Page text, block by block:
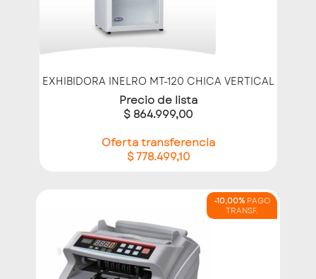
EXHIBIDORA INELRO MT-120 CHICA VERTICAL
Precio de lista
$ 864.999,00
Oferta transferencia
$ 778.499,10
-10,00% PAGO
TRANSF.